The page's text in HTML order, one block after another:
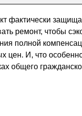
фактически
ремонт, чтобы
полной
цен. И, что
общего